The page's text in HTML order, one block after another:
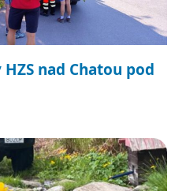
nad Chatou pod